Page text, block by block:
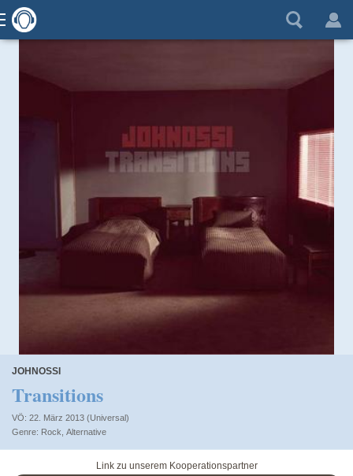
JOHNOSSI
Transitions
VÖ: 22. März 2013 (Universal)
Rock Alternative
Link zu unserem Kooperationspartner